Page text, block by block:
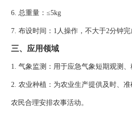
6. 总重量：≤5kg
7. 布设时间：1人操作，不大于2分钟
三、应用领域
1. 气象监测：用于应急气象短期观测、
2. 农业种植：为农业生产提供及时、
农民合理安排农事活动。